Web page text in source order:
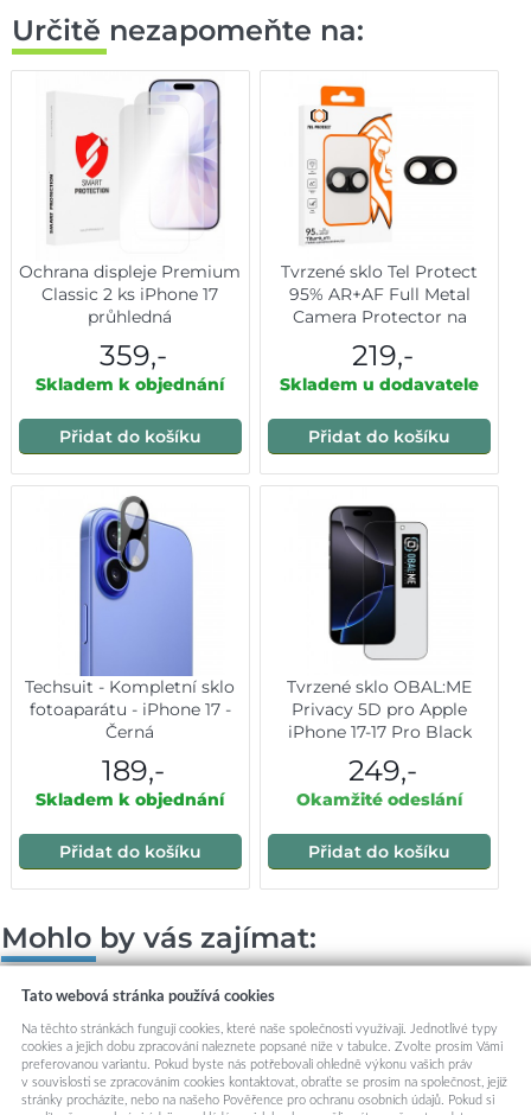
Určitě nezapomeňte na:
Ochrana displeje Premium
Classic 2 ks iPhone 17
průhledná
359,-
Skladem k objednání
Přidat do košíku
Tvrzené sklo Tel Protect
95% AR+AF Full Metal
Camera Protector na
černé
219,-
Skladem u dodavatele
Přidat do košíku
Techsuit - Kompletní sklo
fotoaparátu - iPhone 17 -
Černá
189,-
Skladem k objednání
Přidat do košíku
Tvrzené sklo OBAL:ME
Privacy 5D pro Apple
iPhone 17-17 Pro Black
249,-
Okamžité odeslání
Přidat do košíku
Mohlo by vás zajímat:
Tato webová stránka používá cookies
Na těchto stránkách fungují cookies, které naše společnosti využívají. Jednotlivé typy
cookies a jejich dobu zpracování naleznete popsané níže v tabulce. Zvolte prosím Vámi
preferovanou variantu. Pokud byste nás potřebovali ohledně výkonu vašich práv
v souvislosti se zpracováním cookies kontaktovat, obraťte se prosím na společnost, jejíž
stránky procházíte, nebo na našeho Pověřence pro ochranu osobních údajů. Pokud si